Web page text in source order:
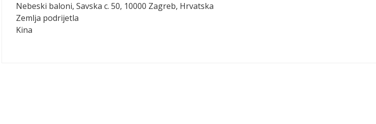
Nebeski baloni, Savska c. 50, 10000 Zagreb, Hrvatska
Zemlja podrijetla
Kina